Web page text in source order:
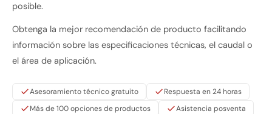
posible.
Obtenga la mejor recomendación de producto facilitando
información sobre las especificaciones técnicas, el caudal o
el área de aplicación.
Asesoramiento técnico gratuito
Respuesta en 24 horas
Más de 100 opciones de productos
Asistencia posventa